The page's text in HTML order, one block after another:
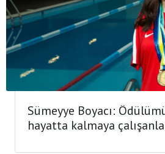
Sümeyye Boyacı:
hayatta kalmaya